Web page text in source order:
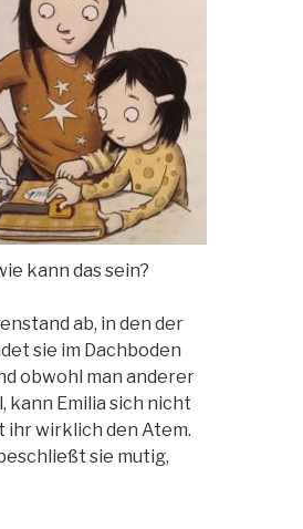
kann das sein?
ab, in den der
sie im Dachboden
obwohl man anderer
kann Emilia sich nicht
ihr wirklich den Atem.
sie mutig,